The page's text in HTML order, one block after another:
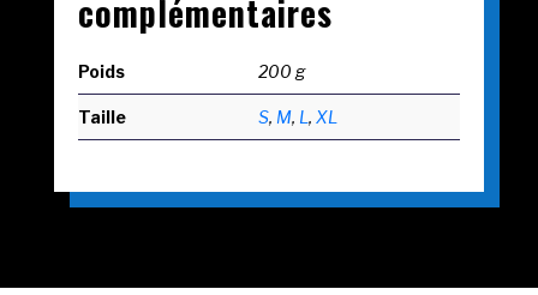
complémentaires
Poids 200 g
Taille S, M, L, XL